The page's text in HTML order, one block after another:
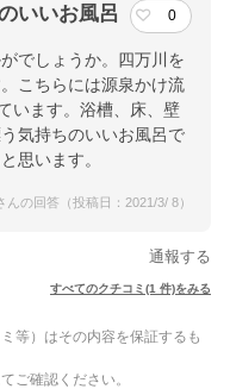
いいお風呂 0
でしょうか。四万川を
こちらには源泉かけ流
います。浴槽、床、壁
気持ちのいいお風呂で
思います。
んの回答（投稿日：2021/3/ 8）
通報する
すべてのクチコミ(1 件)をみる
等）はその内容を保証するも
ご確認ください。